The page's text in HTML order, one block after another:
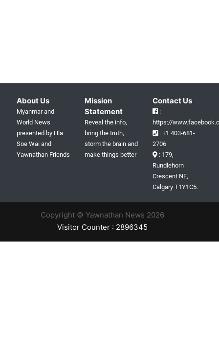
About Us
Myanmar and
World News
presented by Hla
Soe Wai and
Yawnathan Friends
Mission
Statement
Reveal the info,
bring the truth,
storm the brain and
make things better
Contact Us
:
https://
: +1 403-681-
2706
: 179,
Rundlehorn
Crescent NE,
Calgary T1Y1C5.
Copyright © Yawnathan News 2026
Visitor Counter : 2896345